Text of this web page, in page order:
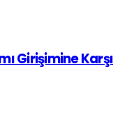
Girişimine Karşı